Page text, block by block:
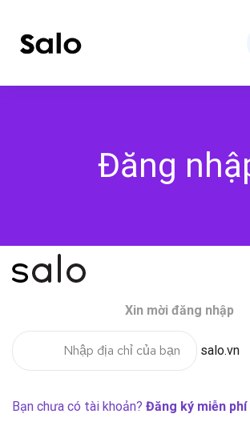
Đăng
Xin mời đăng nhập
salo.vn
Bạn chưa có tài khoản? Đăng ký miễn phí